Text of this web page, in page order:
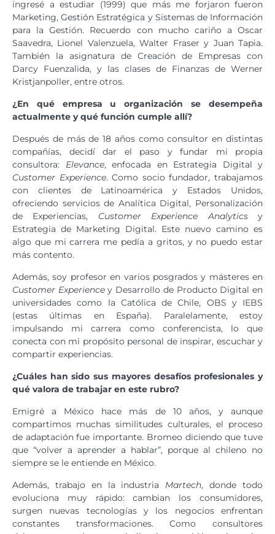
ingresé a estudiar (1999) que más me forjaron fueron
Marketing, Gestión Estratégica y Sistemas de Información
para la Gestión. Recuerdo con mucho cariño a Oscar
Saavedra, Lionel Valenzuela, Walter Fraser y Juan Tapia.
También la asignatura de Creación de Empresas con
Darcy Fuenzalida, y las clases de Finanzas de Werner
Kristjanpoller, entre otros.
¿En qué empresa u organización se desempeña
actualmente y qué función cumple allí?
Después de más de 18 años como consultor en distintas
compañías, decidí dar el paso y fundar mi propia
consultora: Elevance, enfocada en Estrategia Digital y
Customer Experience. Como socio fundador, trabajamos
con clientes de Latinoamérica y Estados Unidos,
ofreciendo servicios de Analítica Digital, Personalización
de Experiencias, Customer Experience Analyticsy
Estrategia de Marketing Digital. Este nuevo camino es
algo que mi carrera me pedía a gritos, y no puedo estar
más contento.
Además, soy profesor en varios posgrados y másteres en
Customer Experiencey Desarrollo de Producto Digital en
universidades como la Católica de Chile, OBS y IEBS
(estas últimas en España). Paralelamente, estoy
impulsando mi carrera como conferencista, lo que
conecta con mi propósito personal de inspirar, escuchar y
compartir experiencias.
¿Cuáles han sido sus mayores desafíos profesionales y
qué valora de trabajar en este rubro?
Emigré a México hace más de 10 años, y aunque
compartimos muchas similitudes culturales, el proceso
de adaptación fue importante. Bromeo diciendo que tuve
que “volver a aprender a hablar”, porque al chileno no
siempre se le entiende en México.
Además, trabajo en la industria Martech, donde todo
evoluciona muy rápido: cambian los consumidores,
surgen nuevas tecnologías y los negocios enfrentan
constantes transformaciones. Como consultores